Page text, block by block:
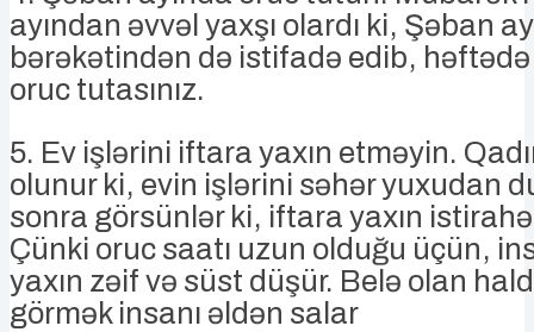
ayından əvvəl yaxşı olardı ki, Şəban
bərəkətindən də istifadə edib, həftədə
oruc tutasınız.
5. Ev işlərini iftara yaxın etməyin.
olunur ki, evin işlərini səhər yuxudan
sonra görsünlər ki, iftara yaxın
Çünki oruc saatı uzun olduğu üçün,
yaxın zəif və süst düşür. Belə olan
görmək insanı əldən salar